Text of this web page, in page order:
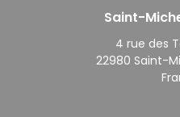
Saint-
4 rue des
22980 Saint-